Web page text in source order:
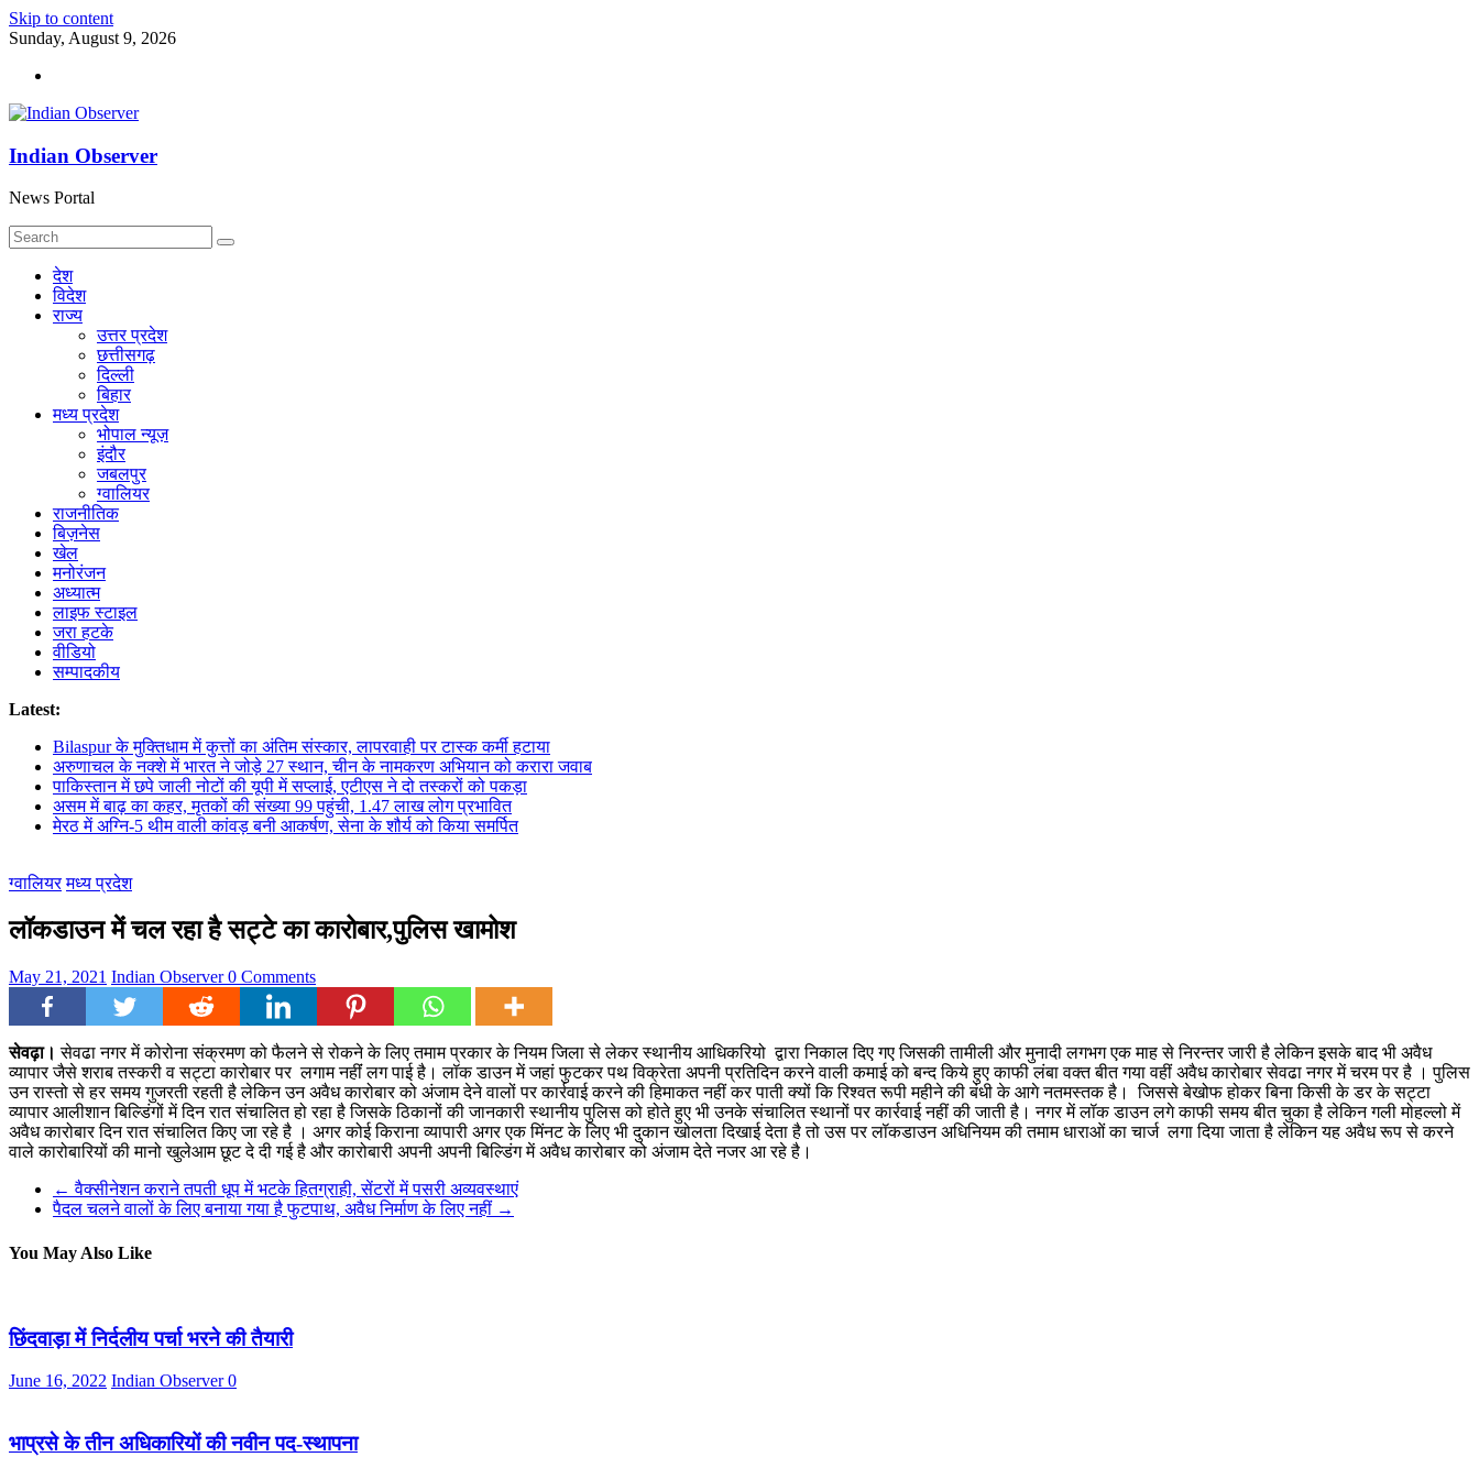
Skip to content
Sunday, August 9, 2026
Indian Observer
News Portal
देश
विदेश
राज्य
उत्तर प्रदेश
छत्तीसगढ़
दिल्ली
बिहार
मध्य प्रदेश
भोपाल न्यूज़
इंदौर
जबलपुर
ग्वालियर
राजनीतिक
बिज़नेस
खेल
मनोरंजन
अध्यात्म
लाइफ स्टाइल
जरा हटके
वीडियो
सम्पादकीय
Latest:
Bilaspur के मुक्तिधाम में कुत्तों का अंतिम संस्कार, लापरवाही पर टास्क कर्मी हटाया
अरुणाचल के नक्शे में भारत ने जोड़े 27 स्थान, चीन के नामकरण अभियान को करारा जवाब
पाकिस्तान में छपे जाली नोटों की यूपी में सप्लाई, एटीएस ने दो तस्करों को पकड़ा
असम में बाढ़ का कहर, मृतकों की संख्या 99 पहुंची, 1.47 लाख लोग प्रभावित
मेरठ में अग्नि-5 थीम वाली कांवड़ बनी आकर्षण, सेना के शौर्य को किया समर्पित
ग्वालियर मध्य प्रदेश
लॉकडाउन में चल रहा है सट्टे का कारोबार,पुलिस खामोश
May 21, 2021 Indian Observer0 Comments
सेवढ़ा।सेवढा नगर में कोरोना संक्रमण को फैलने से रोकने के लिए तमाम प्रकार के नियम जिला से लेकर स्थानीय आधिकरियो द्वारा निकाल दिए गए जिसकी तामीली और मुनादी लगभग एक माह से निरन्तर जारी है लेकिन इसके बाद भी अवैध
व्यापार जैसे शराब तस्करी व सट्टा कारोबार पर लगाम नहींं लग पाई है। लॉक डाउन में जहां फुटकर पथ विक्रेता अपनी प्रतिदिन करने वाली कमाई को बन्द किये हुए काफी लंबा वक्त बीत गया वहीं अवैध कारोबार सेवढा नगर में चरम पर है । पुलिस
उन रास्तो से हर समय गुजरती रहती है लेकिन उन अवैध कारोबार को अंजाम देने वालों पर कार्रवाई करने की हिमाकत नहीं कर पाती क्यों कि रिश्वत रूपी महीने की बंधी के आगे नतमस्तक है। जिससे बेखोफ होकर बिना किसी के डर के सट्टा
व्यापार आलीशान बिल्डिंगों में दिन रात संचालित हो रहा है जिसके ठिकानों की जानकारी स्थानीय पुलिस को होते हुए भी उनके संचालित स्थानों पर कार्रवाई नहीं की जाती है। नगर में लॉक डाउन लगे काफी समय बीत चुका है लेकिन गली मोहल्लो में
अवैध कारोबार दिन रात संचालित किए जा रहे है । अगर कोई किराना व्यापारी अगर एक मिंनट के लिए भी दुकान खोलता दिखाई देता है तो उस पर लॉकडाउन अधिनियम की तमाम धाराओं का चार्ज लगा दिया जाता है लेकिन यह अवैध रूप से करने
वाले कारोबारियों की मानो खुलेआम छूट दे दी गई है और कारोबारी अपनी अपनी बिल्डिंग में अवैध कारोबार को अंजाम देते नजर आ रहे है।
← वैक्सीनेशन कराने तपती धूप में भटके हितग्राही, सेंटरों में पसरी अव्यवस्थाएं
पैदल चलने वालों के लिए बनाया गया है फुटपाथ, अवैध निर्माण के लिए नहीं →
You May Also Like
छिंदवाड़ा में निर्दलीय पर्चा भरने की तैयारी
June 16, 2022 Indian Observer0
भाप्रसे के तीन अधिकारियों की नवीन पद-स्थापना